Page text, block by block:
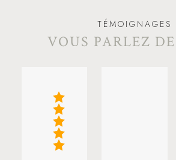
TÉMOIGNAGES
VOUS PARLEZ